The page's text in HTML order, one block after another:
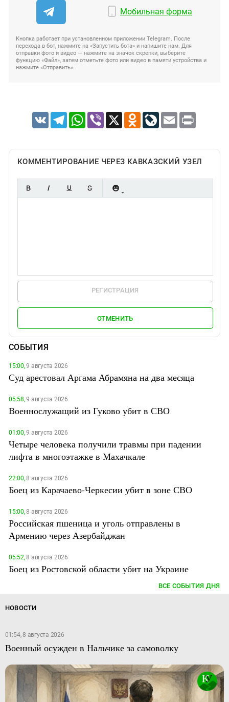
Мобильная форма
Кнопка работает при установленном приложении Telegram. После
перехода в бот, нажмите на «Запустить бота» и напишите нам. Для
отправки фото и видео — нажмите на значок скрепки, выберите
функцию «Файл», затем отметьте фото или видео в памяти устройства и
нажмите «Отправить».
VK TelegramWhatsApp
Viber X Odnoklassniki
LiveJournal
Email Print
КОММЕНТИРОВАНИЕ ЧЕРЕЗ КАВКАЗСКИЙ УЗЕЛ
РЕГИСТРАЦИЯ
ОТМЕНИТЬ
СОБЫТИЯ
15:00,9 августа 2026
Суд арестовал Аргама Абрамяна на два месяца
05:58,9 августа 2026
Военнослужащий из Гуково убит в СВО
01:00,9 августа 2026
Четыре человека получили травмы при падении
лифта в многоэтажке в Махачкале
22:00,8 августа 2026
Боец из Карачаево-Черкесии убит в зоне СВО
15:00,8 августа 2026
Российская пшеница и уголь отправлены в
Армению через Азербайджан
05:52,8 августа 2026
Боец из Ростовской области убит на Украине
ВСЕ СОБЫТИЯ ДНЯ
НОВОСТИ
01:54, 8 августа 2026
Военный осужден в Нальчике за самоволку